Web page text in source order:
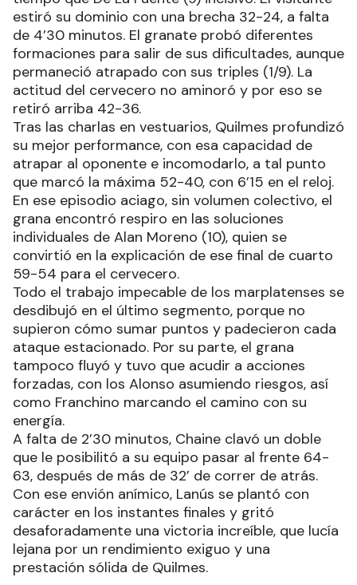
estiró su dominio con una brecha 32-24, a falta
de 4’30 minutos. El granate probó diferentes
formaciones para salir de sus dificultades, aunque
permaneció atrapado con sus triples (1/9). La
actitud del cervecero no aminoró y por eso se
retiró arriba 42-36.
Tras las charlas en vestuarios, Quilmes profundizó
su mejor performance, con esa capacidad de
atrapar al oponente e incomodarlo, a tal punto
que marcó la máxima 52-40, con 6’15 en el reloj.
En ese episodio aciago, sin volumen colectivo, el
grana encontró respiro en las soluciones
individuales de Alan Moreno (10), quien se
convirtió en la explicación de ese final de cuarto
59-54 para el cervecero.
Todo el trabajo impecable de los marplatenses se
desdibujó en el último segmento, porque no
supieron cómo sumar puntos y padecieron cada
ataque estacionado. Por su parte, el grana
tampoco fluyó y tuvo que acudir a acciones
forzadas, con los Alonso asumiendo riesgos, así
como Franchino marcando el camino con su
energía.
A falta de 2’30 minutos, Chaine clavó un doble
que le posibilitó a su equipo pasar al frente 64-
63, después de más de 32’ de correr de atrás.
Con ese envión anímico, Lanús se plantó con
carácter en los instantes finales y gritó
desaforadamente una victoria increíble, que lucía
lejana por un rendimiento exiguo y una
prestación sólida de Quilmes.